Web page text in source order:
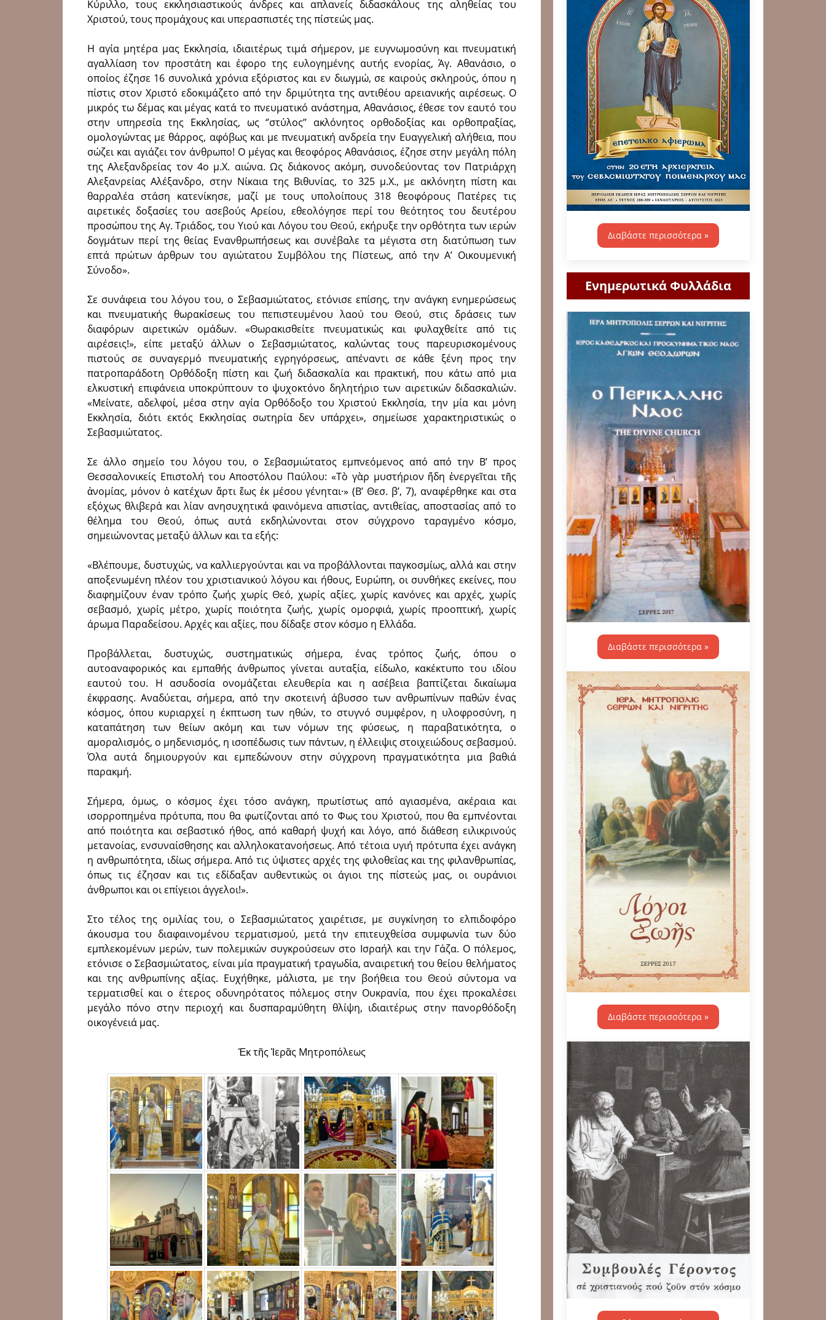
Κύριλλο, τους εκκλησιαστικούς άνδρες και απλανείς διδασκάλους της αληθείας του
Χριστού, τους προμάχους και υπερασπιστές της πίστεώς μας.
Η αγία μητέρα μας Εκκλησία, ιδιαιτέρως τιμά σήμερον, με ευγνωμοσύνη και πνευματική
αγαλλίαση τον προστάτη και έφορο της ευλογημένης αυτής ενορίας, Άγ. Αθανάσιο, ο
οποίος έζησε 16 συνολικά χρόνια εξόριστος και εν διωγμώ, σε καιρούς σκληρούς, όπου η
πίστις στον Χριστό εδοκιμάζετο από την δριμύτητα της αντιθέου αρειανικής αιρέσεως. Ο
μικρός τω δέμας και μέγας κατά το πνευματικό ανάστημα, Αθανάσιος, έθεσε τον εαυτό του
στην υπηρεσία της Εκκλησίας, ως ‘’στύλος’’ ακλόνητος ορθοδοξίας και ορθοπραξίας,
ομολογώντας με θάρρος, αφόβως και με πνευματική ανδρεία την Ευαγγελική αλήθεια, που
σώζει και αγιάζει τον άνθρωπο! Ο μέγας και θεοφόρος Αθανάσιος, έζησε στην μεγάλη πόλη
της Αλεξανδρείας τον 4ο μ.Χ. αιώνα. Ως διάκονος ακόμη, συνοδεύοντας τον Πατριάρχη
Αλεξανρείας Αλέξανδρο, στην Νίκαια της Βιθυνίας, το 325 μ.Χ., με ακλόνητη πίστη και
θαρραλέα στάση κατενίκησε, μαζί με τους υπολοίπους 318 θεοφόρους Πατέρες τις
αιρετικές δοξασίες του ασεβούς Αρείου, εθεολόγησε περί του θεότητος του δευτέρου
προσώπου της Αγ. Τριάδος, του Υιού και Λόγου του Θεού, εκήρυξε την ορθότητα των ιερών
δογμάτων περί της θείας Ενανθρωπήσεως και συνέβαλε τα μέγιστα στη διατύπωση των
επτά πρώτων άρθρων του αγιώτατου Συμβόλου της Πίστεως, από την Α’ Οικουμενική
Σύνοδο».
Σε συνάφεια του λόγου του, ο Σεβασμιώτατος, ετόνισε επίσης, την ανάγκη ενημερώσεως
και πνευματικής θωρακίσεως του πεπιστευμένου λαού του Θεού, στις δράσεις των
διαφόρων αιρετικών ομάδων. «Θωρακισθείτε πνευματικώς και φυλαχθείτε από τις
αιρέσεις!», είπε μεταξύ άλλων ο Σεβασμιώτατος, καλώντας τους παρευρισκομένους
πιστούς σε συναγερμό πνευματικής εγρηγόρσεως, απέναντι σε κάθε ξένη προς την
πατροπαράδοτη Ορθόδοξη πίστη και ζωή διδασκαλία και πρακτική, που κάτω από μια
ελκυστική επιφάνεια υποκρύπτουν το ψυχοκτόνο δηλητήριο των αιρετικών διδασκαλιών.
«Μείνατε, αδελφοί, μέσα στην αγία Ορθόδοξο του Χριστού Εκκλησία, την μία και μόνη
Εκκλησία, διότι εκτός Εκκλησίας σωτηρία δεν υπάρχει», σημείωσε χαρακτηριστικώς ο
Σεβασμιώτατος.
Σε άλλο σημείο του λόγου του, ο Σεβασμιώτατος εμπνεόμενος από από την Β’ προς
Θεσσαλονικείς Επιστολή του Αποστόλου Παύλου: «Τὸ γὰρ μυστήριον ἤδη ἐνεργεῖται τῆς
ἀνομίας, μόνον ὁ κατέχων ἄρτι ἕως ἐκ μέσου γένηται·» (Β’ Θεσ. β’, 7), αναφέρθηκε και στα
εξόχως θλιβερά και λίαν ανησυχητικά φαινόμενα απιστίας, αντιθεΐας, αποστασίας από το
θέλημα του Θεού, όπως αυτά εκδηλώνονται στον σύγχρονο ταραγμένο κόσμο,
σημειώνοντας μεταξύ άλλων και τα εξής:
«Βλέπουμε, δυστυχώς, να καλλιεργούνται και να προβάλλονται παγκοσμίως, αλλά και στην
αποξενωμένη πλέον του χριστιανικού λόγου και ήθους, Ευρώπη, οι συνθήκες εκείνες, που
διαφημίζουν έναν τρόπο ζωής χωρίς Θεό, χωρίς αξίες, χωρίς κανόνες και αρχές, χωρίς
σεβασμό, χωρίς μέτρο, χωρίς ποιότητα ζωής, χωρίς ομορφιά, χωρίς προοπτική, χωρίς
άρωμα Παραδείσου. Αρχές και αξίες, που δίδαξε στον κόσμο η Ελλάδα.
Προβάλλεται, δυστυχώς, συστηματικώς σήμερα, ένας τρόπος ζωής, όπου ο
αυτοαναφορικός και εμπαθής άνθρωπος γίνεται αυταξία, είδωλο, κακέκτυπο του ιδίου
εαυτού του. Η ασυδοσία ονομάζεται ελευθερία και η ασέβεια βαπτίζεται δικαίωμα
έκφρασης. Αναδύεται, σήμερα, από την σκοτεινή άβυσσο των ανθρωπίνων παθών ένας
κόσμος, όπου κυριαρχεί η έκπτωση των ηθών, το στυγνό συμφέρον, η υλοφροσύνη, η
καταπάτηση των θείων ακόμη και των νόμων της φύσεως, η παραβατικότητα, ο
αμοραλισμός, ο μηδενισμός, η ισοπέδωσις των πάντων, η έλλειψις στοιχειώδους σεβασμού.
Όλα αυτά δημιουργούν και εμπεδώνουν στην σύγχρονη πραγματικότητα μια βαθιά
παρακμή.
Σήμερα, όμως, ο κόσμος έχει τόσο ανάγκη, πρωτίστως από αγιασμένα, ακέραια και
ισορροπημένα πρότυπα, που θα φωτίζονται από το Φως του Χριστού, που θα εμπνέονται
από ποιότητα και σεβαστικό ήθος, από καθαρή ψυχή και λόγο, από διάθεση ειλικρινούς
μετανοίας, ενσυναίσθησης και αλληλοκατανοήσεως. Από τέτοια υγιή πρότυπα έχει ανάγκη
η ανθρωπότητα, ιδίως σήμερα. Από τις ύψιστες αρχές της φιλοθεΐας και της φιλανθρωπίας,
όπως τις έζησαν και τις εδίδαξαν αυθεντικώς οι άγιοι της πίστεώς μας, οι ουράνιοι
άνθρωποι και οι επίγειοι άγγελοι!».
Στο τέλος της ομιλίας του, ο Σεβασμιώτατος χαιρέτισε, με συγκίνηση το ελπιδοφόρο
άκουσμα του διαφαινομένου τερματισμού, μετά την επιτευχθείσα συμφωνία των δύο
εμπλεκομένων μερών, των πολεμικών συγκρούσεων στο Ισραήλ και την Γάζα. Ο πόλεμος,
ετόνισε ο Σεβασμιώτατος, είναι μία πραγματική τραγωδία, αναιρετική του θείου θελήματος
και της ανθρωπίνης αξίας. Ευχήθηκε, μάλιστα, με την βοήθεια του Θεού σύντομα να
τερματισθεί και ο έτερος οδυνηρότατος πόλεμος στην Ουκρανία, που έχει προκαλέσει
μεγάλο πόνο στην περιοχή και δυσπαραμύθητη θλίψη, ιδιαιτέρως στην πανορθόδοξη
οικογένειά μας.
Ἐκ τῆς Ἱερᾶς Μητροπόλεως
Διαβάστε περισσότερα »
Ενημερωτικά Φυλλάδια
Διαβάστε περισσότερα »
Διαβάστε περισσότερα »